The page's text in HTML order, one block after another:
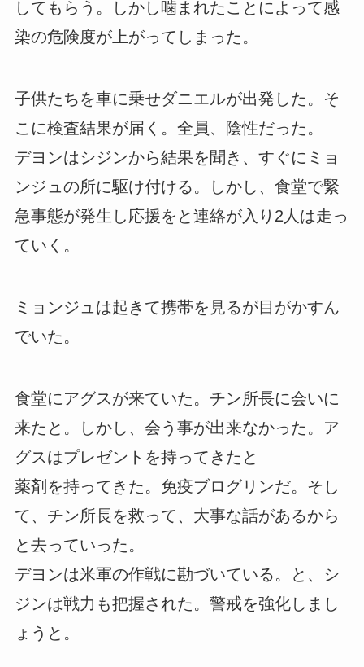
してもらう。しかし噛まれたことによって感
染の危険度が上がってしまった。
子供たちを車に乗せダニエルが出発した。そ
こに検査結果が届く。全員、陰性だった。
デヨンはシジンから結果を聞き、すぐにミョ
ンジュの所に駆け付ける。しかし、食堂で緊
急事態が発生し応援をと連絡が入り2人は走っ
ていく。
ミョンジュは起きて携帯を見るが目がかすん
でいた。
食堂にアグスが来ていた。チン所長に会いに
来たと。しかし、会う事が出来なかった。ア
グスはプレゼントを持ってきたと
薬剤を持ってきた。免疫ブログリンだ。そし
て、チン所長を救って、大事な話があるから
と去っていった。
デヨンは米軍の作戦に勘づいている。と、シ
ジンは戦力も把握された。警戒を強化しまし
ょうと。